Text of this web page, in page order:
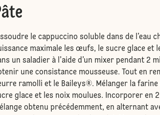
le cappuccino soluble dans de l’eau
maximale les œufs, le sucre glace et
un saladier à l’aide d’un mixer pendant 2
une consistance mousseuse. Tout en
ramolli et le Baileys®. Mélanger la farine
glace et les noix moulues. Incorporer en
obtenu précédemment, en alternant